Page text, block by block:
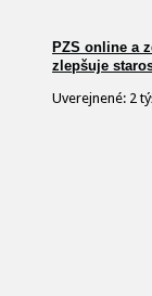
PZS online a
zlepšuje
Uverejnené: 2